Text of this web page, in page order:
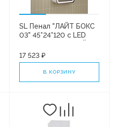
SL Пенал "ЛАЙТ БОКС
03" 45*24*120 с LED
СОФТ
17 523 ₽
В КОРЗИНУ